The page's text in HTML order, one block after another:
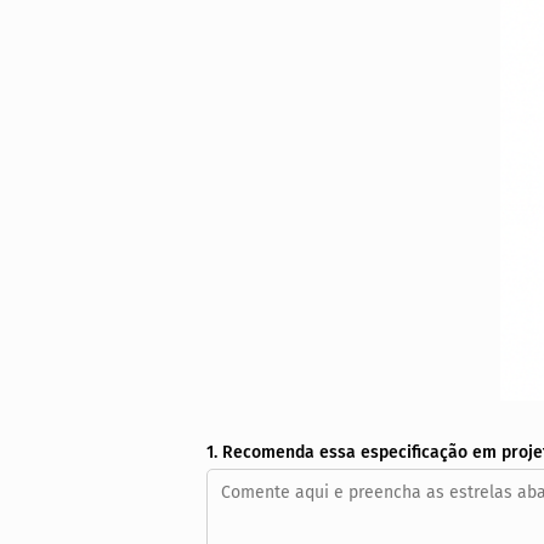
1. Recomenda essa especificação em